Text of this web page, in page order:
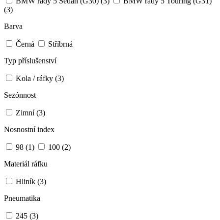
(3)
Barva
Černá
Stříbrná
Typ příslušenství
Kola / ráfky (3)
Sezónnost
Zimní(3)
Nosnostní index
98 (1) 100 (2)
Materiál ráfku
Hliník (3)
Pneumatika
245 (3)